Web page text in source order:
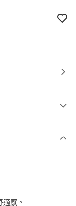
感。